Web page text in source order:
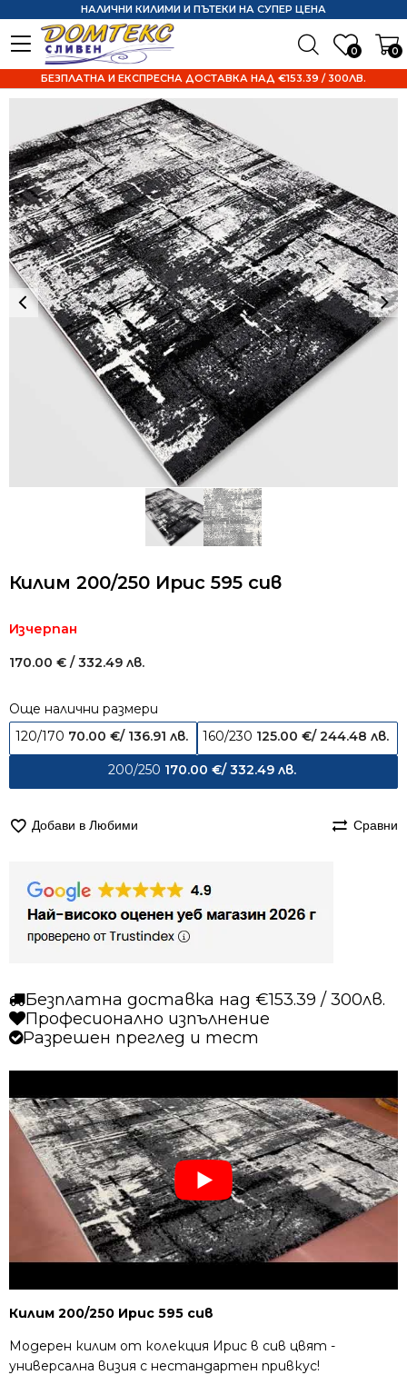
0 0
НАЛИЧНИ КИЛИМИ И ПЪТЕКИ НА СУПЕР ЦЕНА
БЕЗПЛАТНА И ЕКСПРЕСНА ДОСТАВКА НАД €153.39 / 300ЛВ.
Килим 200/250 Ирис 595 сив
Изчерпан
170.00 € / 332.49 лв.
Още налични размери
120/170 70.00 €/ 136.91 лв. 160/230 125.00€/ 244.48 лв.
200/250 170.00 €/ 332.49 лв.
Добави в Любими Сравни
Безплатна доставка над €153.39 / 300лв.
Професионално изпълнение
Разрешен преглед и тест
Килим 200/250 Ирис 595 сив
Модерен килим от колекция Ирис в сив цвят -
универсална визия с нестандартен привкус!